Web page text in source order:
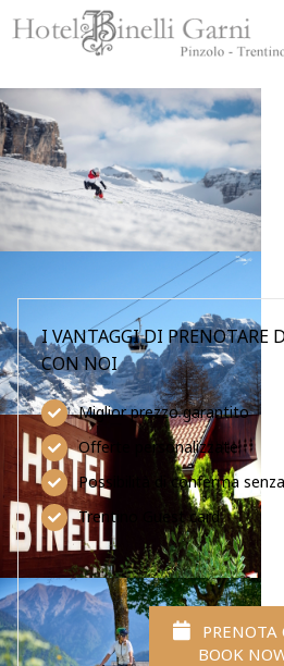
SKIP TO MAIN CONTENT
I VANTAGGI DI PRENOTARE
CON NOI
Miglior prezzo garantito
Offerte personalizzate
Possibilità di conferma
Trentino Guest card
PRENOTA
BOOK